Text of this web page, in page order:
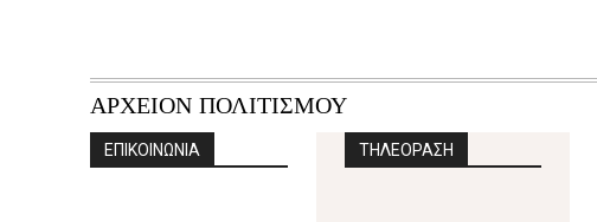
ΑΡΧΕΙΟΝ ΠΟΛΙΤΙΣΜΟΥ
ΕΠΙΚΟΙΝΩΝΙΑ ΤΗΛΕΟΡΑΣΗ